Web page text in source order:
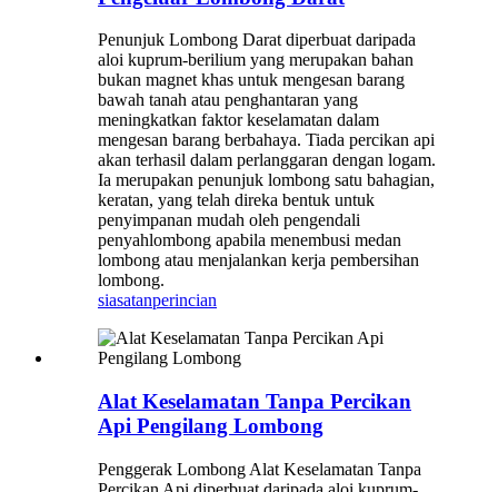
Penunjuk Lombong Darat diperbuat daripada
aloi kuprum-berilium yang merupakan bahan
bukan magnet khas untuk mengesan barang
bawah tanah atau penghantaran yang
meningkatkan faktor keselamatan dalam
mengesan barang berbahaya. Tiada percikan api
akan terhasil dalam perlanggaran dengan logam.
Ia merupakan penunjuk lombong satu bahagian,
keratan, yang telah direka bentuk untuk
penyimpanan mudah oleh pengendali
penyahlombong apabila menembusi medan
lombong atau menjalankan kerja pembersihan
lombong.
siasatanperincian
Alat Keselamatan Tanpa Percikan
Api Pengilang Lombong
Penggerak Lombong Alat Keselamatan Tanpa